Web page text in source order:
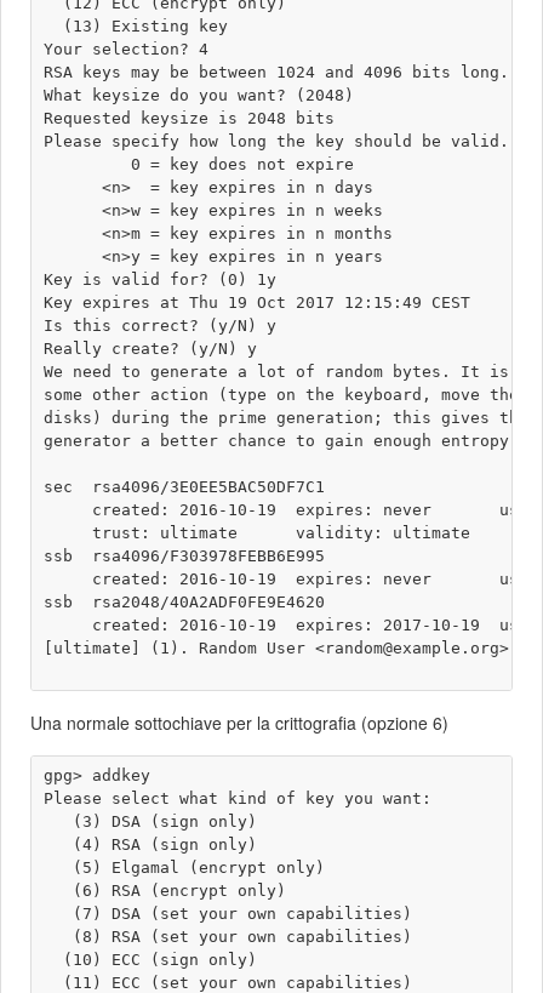
  (13) Existing key
Your selection? 4
RSA keys may be between 1024 and 4096 bits long.
What keysize do you want? (2048)
Requested keysize is 2048 bits
Please specify how long the key should be valid.
         0 = key does not expire
      <n>  = key expires in n days
      <n>w = key expires in n weeks
      <n>m = key expires in n months
      <n>y = key expires in n years
Key is valid for? (0) 1y
Key expires at Thu 19 Oct 2017 12:15:49 CEST
Is this correct? (y/N) y
Really create? (y/N) y
We need to generate a lot of random bytes. It is a
some other action (type on the keyboard, move the
disks) during the prime generation; this gives the
generator a better chance to gain enough entropy.
sec  rsa4096/3E0EE5BAC50DF7C1
created: 2016-10-19  expires: never
     trust: ultimate      validity: ultimate
ssb  rsa4096/F303978FEBB6E995
created: 2016-10-19  expires: never
ssb  rsa2048/40A2ADF0FE9E4620
created: 2016-10-19  expires: 2017-10-19
[ultimate] (1). Random User <random@example.org>
Una normale sottochiave per la crittografia (opzione 6)
gpg> addkey
Please select what kind of key you want:
   (3) DSA (sign only)
   (4) RSA (sign only)
   (5) Elgamal (encrypt only)
   (6) RSA (encrypt only)
   (7) DSA (set your own capabilities)
   (8) RSA (set your own capabilities)
  (10) ECC (sign only)
  (11) ECC (set your own capabilities)